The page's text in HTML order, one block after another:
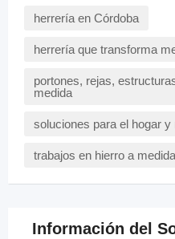
herrería en Córdoba
herrería que transforma
portones, rejas,
medida
soluciones para el hogar y
trabajos en hierro a medida
Información del